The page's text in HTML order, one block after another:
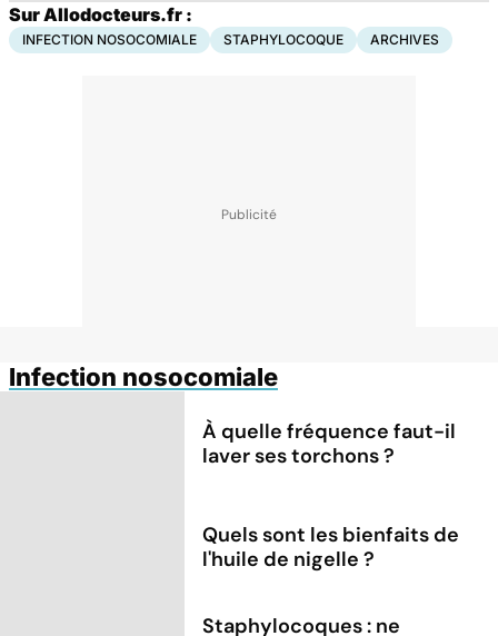
Sur Allodocteurs.fr :
INFECTION NOSOCOMIALE STAPHYLOCOQUE ARCHIVES
Infection nosocomiale
À quelle fréquence faut-il
laver ses torchons ?
Quels sont les bienfaits de
l'huile de nigelle ?
Staphylocoques : ne